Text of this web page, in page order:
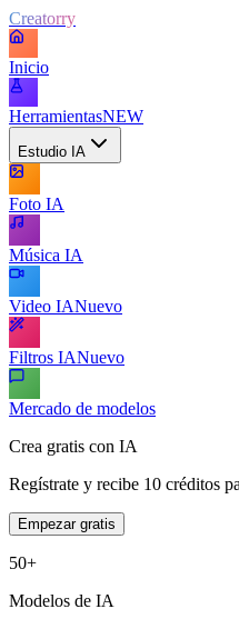
Creatorry
Inicio
HerramientasNEW
Estudio IA
Foto IA
Música IA
Video IANuevo
Filtros IANuevo
Mercado de modelos
Crea gratis con IA
Regístrate y recibe 10 créditos
Empezar gratis
50+
Modelos de IA